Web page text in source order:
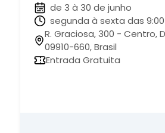
de 3 à 30 de junho
segunda à sexta das 9:00
R. Graciosa, 300 - Centro,
09910-660, Brasil
Entrada Gratuita